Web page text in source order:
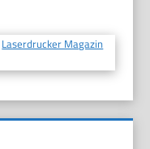
Laserdrucker Magazin